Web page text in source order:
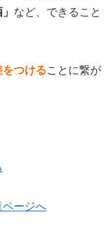
など、できること
をつけることに繋が
ージへ